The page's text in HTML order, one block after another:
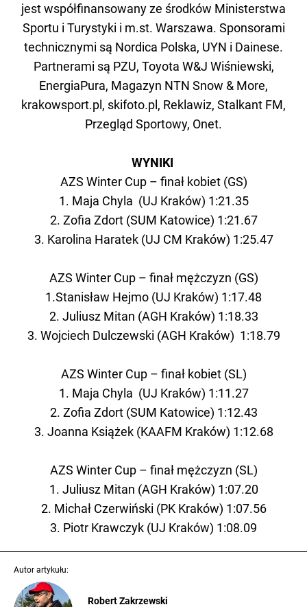
jest współfinansowany ze środków Ministerstwa
Sportu i Turystyki i m.st. Warszawa. Sponsorami
technicznymi są Nordica Polska, UYN i Dainese.
Partnerami są PZU, Toyota W&J Wiśniewski,
EnergiaPura, Magazyn NTN Snow & More,
krakowsport.pl, skifoto.pl, Reklawiz, Stalkant FM,
Przegląd Sportowy, Onet.
WYNIKI
AZS Winter Cup – finał kobiet (GS)
1. Maja Chyla (UJ Kraków) 1:21.35
2. Zofia Zdort (SUM Katowice) 1:21.67
3. Karolina Haratek (UJ CM Kraków) 1:25.47
AZS Winter Cup – finał mężczyzn (GS)
1.Stanisław Hejmo (UJ Kraków) 1:17.48
2. Juliusz Mitan (AGH Kraków) 1:18.33
3. Wojciech Dulczewski (AGH Kraków) 1:18.79
AZS Winter Cup – finał kobiet (SL)
1. Maja Chyla (UJ Kraków) 1:11.27
2. Zofia Zdort (SUM Katowice) 1:12.43
3. Joanna Książek (KAAFM Kraków) 1:12.68
AZS Winter Cup – finał mężczyzn (SL)
1. Juliusz Mitan (AGH Kraków) 1:07.20
2. Michał Czerwiński (PK Kraków) 1:07.56
3. Piotr Krawczyk (UJ Kraków) 1:08.09
Autor artykułu:
Robert Zakrzewski